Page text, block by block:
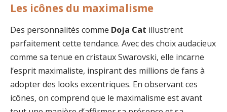
Les icônes du maximalisme
Des personnalités comme Doja Cat illustrent
parfaitement cette tendance. Avec des choix audacieux
comme sa tenue en cristaux Swarovski, elle incarne
l’esprit maximaliste, inspirant des millions de fans à
adopter des looks excentriques. En observant ces
icônes, on comprend que le maximalisme est avant